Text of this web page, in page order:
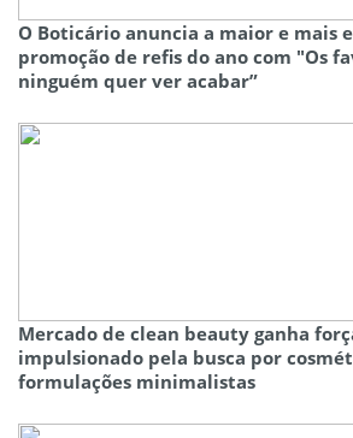
O Boticário anuncia a maior e mais
promoção de refis do ano com "Os
ninguém quer ver acabar”
Mercado de clean beauty ganha
impulsionado pela busca por
formulações minimalistas